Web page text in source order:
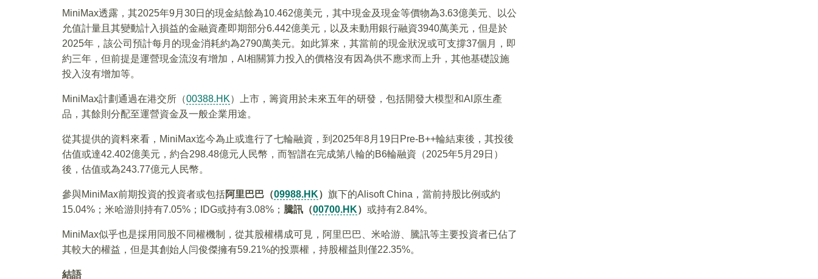
MiniMax透露，其2025年9月30日的現金結餘為10.462億美元，其中現金及現金等價物為3.63億美元、以公
允值計量且其變動計入損益的金融資產即期部分6.442億美元，以及未動用銀行融資3940萬美元，但是於
2025年，該公司預計每月的現金消耗約為2790萬美元。如此算來，其當前的現金狀況或可支撐37個月，即
約三年，但前提是運營現金流沒有增加，AI相關算力投入的價格沒有因為供不應求而上升，其他基礎設施
投入沒有增加等。
MiniMax計劃通過在港交所（00388.HK）上市，籌資用於未來五年的研發，包括開發大模型和AI原生產
品，其餘則分配至運營資金及一般企業用途。
從其提供的資料來看，MiniMax迄今為止或進行了七輪融資，到2025年8月19日Pre-B++輪結束後，其投後
估值或達42.402億美元，約合298.48億元人民幣，而智譜在完成第八輪的B6輪融資（2025年5月29日）
後，估值或為243.77億元人民幣。
參與MiniMax前期投資的投資者或包括阿里巴巴（09988.HK） 旗下的Alisoft China，當前持股比例或約
15.04%；米哈游則持有7.05%；IDG或持有3.08%； 騰訊（00700.HK） 或持有2.84%。
MiniMax似乎也是採用同股不同權機制，從其股權構成可見，阿里巴巴、米哈游、騰訊等主要投資者已佔了
其較大的權益，但是其創始人闫俊傑擁有59.21%的投票權，持股權益則僅22.35%。
結語